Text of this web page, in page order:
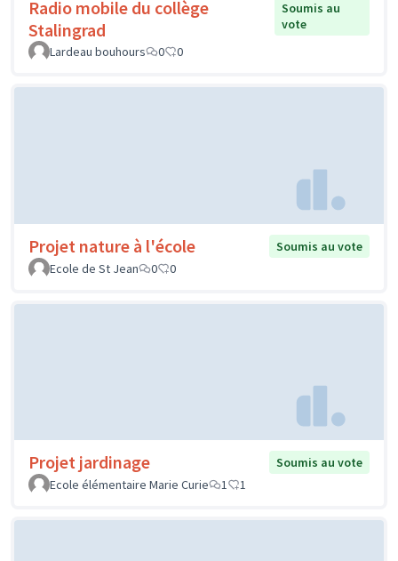
Radio mobile du collège
Stalingrad
Soumis au
vote
Lardeau bouhours
0 0
Projet nature à l'école
Soumis au vote
Ecole de St Jean
0 0
Projet jardinage
Soumis au vote
Ecole élémentaire Marie Curie
1 1